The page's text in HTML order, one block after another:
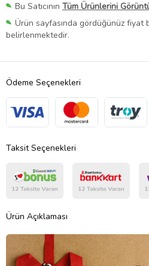
Bu Satıcının Tüm Ürünlerini
Ürün sayfasında gördüğünüz fiyat
belirlenmektedir.
Ödeme Seçenekleri
Taksit Seçenekleri
Ürün Açıklaması